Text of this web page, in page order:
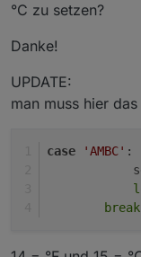
°C zu setzen?
Danke!
UPDATE:
man muss hier
case 'AMBC' :
break